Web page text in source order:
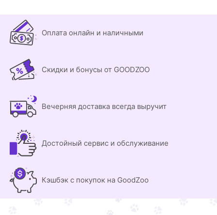
Оплата онлайн и наличными
Скидки и бонусы от GOODZOO
Вечерняя доставка всегда выручит
Достойный сервис и обслуживание
Кэшбэк с покупок на GoodZoo